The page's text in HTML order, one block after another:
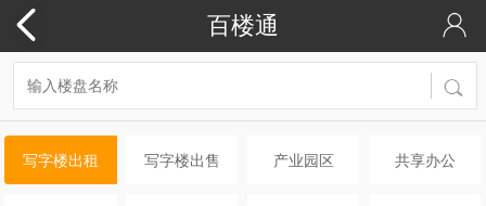
百楼通
写字楼出租 写字楼出售 产业园区 共享办公